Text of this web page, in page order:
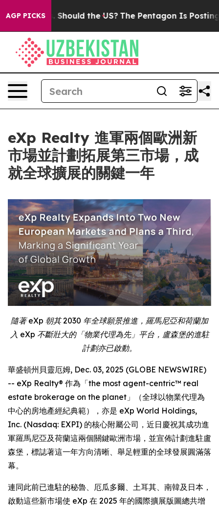
AGP PICKS
Kids. Should the US? The Pentagon Is Posting
eXp Realty 進軍兩個歐洲新
市場並計劃拓展第三市場，成
就全球擴展的關鍵一年
隨著 eXp 朝其 2030 年全球願景推進，羅馬尼亞和荷蘭加
入 eXp 不斷壯大的「物業代理為先」平台，盧森堡的進駐
計劃亦已啟動。
華盛頓州貝靈厄姆, Dec. 03, 2025 (GLOBE NEWSWIRE)
-- eXp Realty® 作為「the most agent-centric™ real
estate brokerage on the planet」（全球以物業代理為
中心的房地產經紀典範），亦是 eXp World Holdings,
Inc. (Nasdaq: EXPI) 的核心附屬公司，近日慶祝其成功進
軍羅馬尼亞及荷蘭這兩個關鍵歐洲市場，並宣佈計劃進駐盧
森堡，標誌著這一年方向清晰、舉足輕重的全球發展圓滿落
幕。
連同此前已進駐的秘魯、厄瓜多爾、土耳其、南韓及日本，
啟動這些新市場使 eXp 在 2025 年的國際擴展版圖總共增